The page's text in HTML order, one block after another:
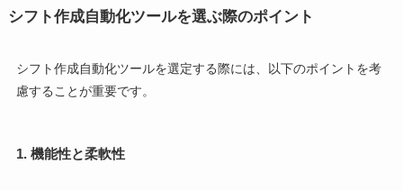
シフト作成自動化ツールを選ぶ際のポイント
シフト作成自動化ツールを選定する際には、以下のポイントを考
慮することが重要です。
1. 機能性と柔軟性